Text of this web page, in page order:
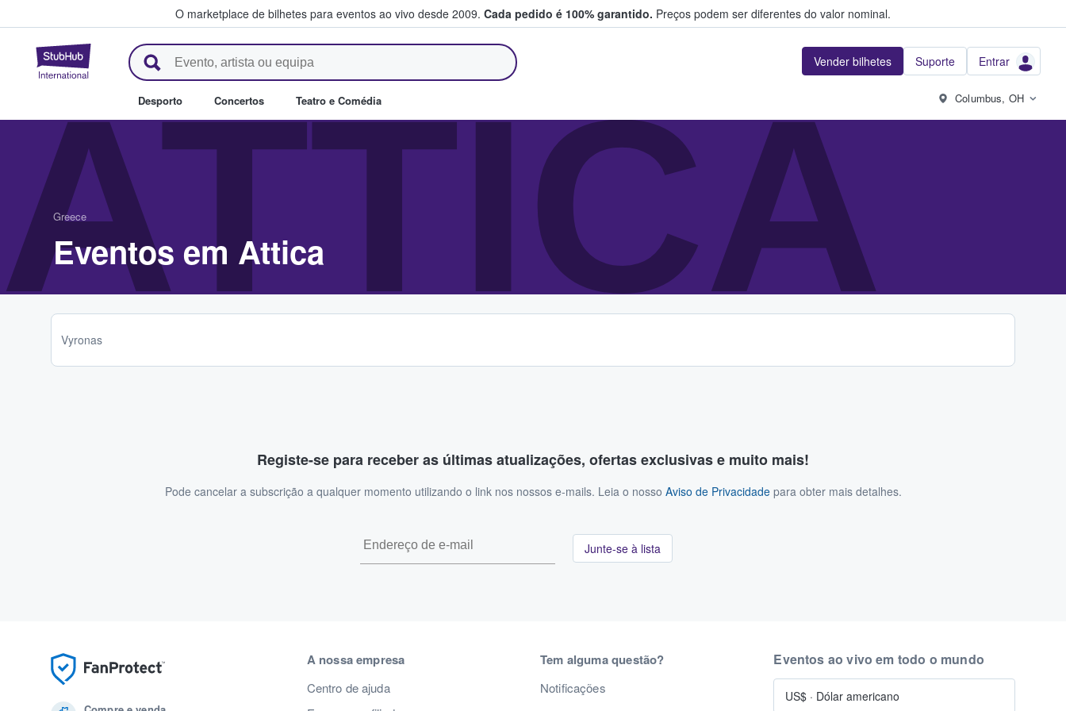
O marketplace de bilhetes para eventos ao vivo desde 2009. Cada pedido é 100% garantido. Preços podem ser diferentes do valor nominal.
StubHub – onde os fãs compram e vendem bilhetes Vender bilhetes Suporte Entrar
Desporto Concertos Teatro e Comédia Columbus, OH
ATTICA
Greece
Eventos em Attica
Vyronas
Registe-se para receber as últimas atualizações, ofertas exclusivas e muito mais!
Pode cancelar a subscrição a qualquer momento utilizando o link nos nossos e-mails. Leia o nosso Aviso de Privacidadepara obter mais detalhes.
Junte-se à lista
A nossa empresa
Centro de ajuda
Tem alguma questão?
Notificações
Eventos ao vivo em todo o mundo
US$ · Dólar americano